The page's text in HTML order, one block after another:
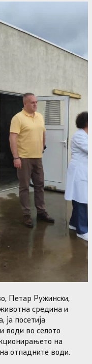
Петар Ружински,
средина и
посетија
води во селото
на
отпадните води.